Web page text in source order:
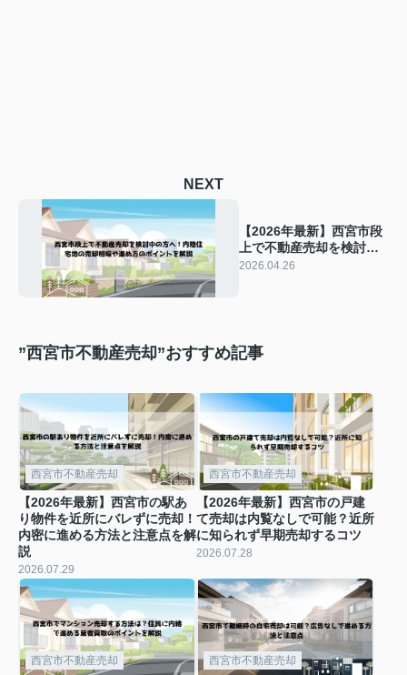
NEXT
【2026年最新】西宮市段
上で不動産売却を検討中
の方へ！内陸住宅地の売
2026.04.26
”西宮市不動産売却”おすすめ記事
西宮市不動産売却
【2026年最新】西宮市の駅あ
り物件を近所にバレずに売却！
内密に進める方法と注意点を解
説
2026.07.29
西宮市不動産売却
【2026年最新】西宮市の戸建
て売却は内覧なしで可能？近所
に知られず早期売却するコツ
2026.07.28
西宮市不動産売却 西宮市不動産売却